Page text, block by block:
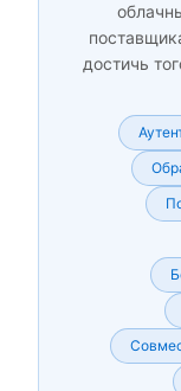
достичь